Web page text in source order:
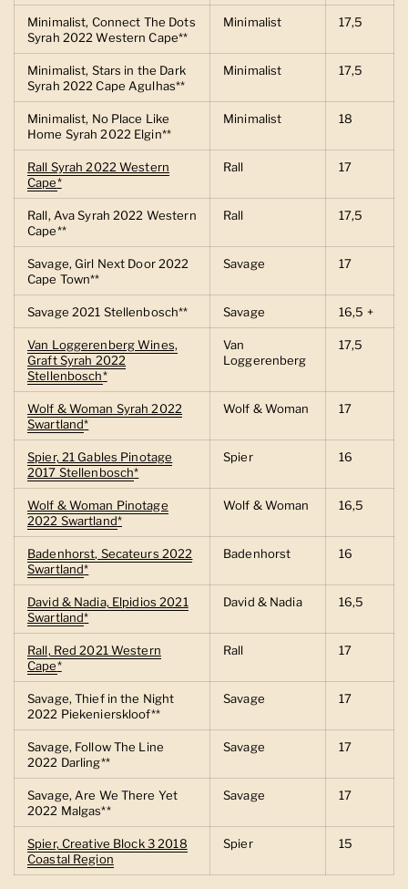
Minimalist, Connect The Dots
Syrah 2022 Western Cape**
Minimalist 17,5
Minimalist, Stars in the Dark
Syrah 2022 Cape Agulhas**
Minimalist 17,5
Minimalist, No Place Like
Home Syrah 2022 Elgin**
Minimalist 18
Rall Syrah 2022 Western
Cape*
Rall 17
Rall, Ava Syrah 2022 Western
Cape**
Rall 17,5
Savage, Girl Next Door 2022
Cape Town**
Savage 17
Savage 2021 Stellenbosch** Savage 16,5 +
Van Loggerenberg Wines,
Graft Syrah 2022
Stellenbosch*
Van
Loggerenberg
17,5
Wolf & Woman Syrah 2022
Swartland*
Wolf & Woman 17
Spier, 21 Gables Pinotage
2017 Stellenbosch*
Spier 16
Wolf & Woman Pinotage
2022 Swartland*
Wolf & Woman 16,5
Badenhorst, Secateurs 2022
Swartland*
Badenhorst 16
David & Nadia, Elpidios 2021
Swartland*
David & Nadia 16,5
Rall, Red 2021 Western
Cape*
Rall 17
Savage, Thief in the Night
2022 Piekenierskloof**
Savage 17
Savage, Follow The Line
2022 Darling**
Savage 17
Savage, Are We There Yet
2022 Malgas**
Savage 17
Spier, Creative Block 3 2018
Coastal Region
Spier 15